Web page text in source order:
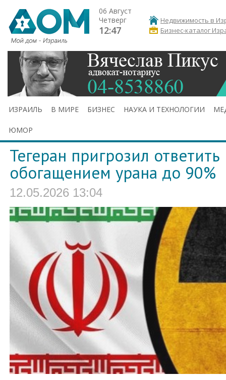
06 Август
Четверг
12:47
Недвижимость в
Бизнес-каталог
ИЗРАИЛЬ В МИРЕ БИЗНЕС НАУКА И ТЕХНОЛОГИИ
ЮМОР
Тегеран пригрозил
обогащением урана до 90%
12.05.2026 13:04